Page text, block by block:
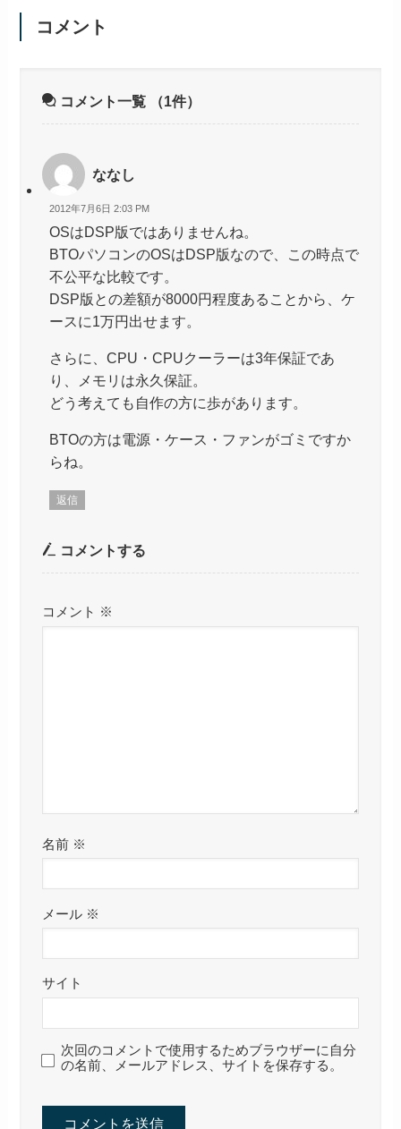
コメント
コメント一覧 （1件）
ななし
2012年7月6日 2:03 PM
OSはDSP版ではありませんね。
BTOパソコンのOSはDSP版なので、この時点で
不公平な比較です。
DSP版との差額が8000円程度あることから、ケ
ースに1万円出せます。
さらに、CPU・CPUクーラーは3年保証であ
り、メモリは永久保証。
どう考えても自作の方に歩があります。
BTOの方は電源・ケース・ファンがゴミですか
らね。
返信
コメントする
コメント ※
名前 ※
メール ※
サイト
次回のコメントで使用するためブラウザーに自分
の名前、メールアドレス、サイトを保存する。